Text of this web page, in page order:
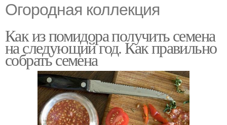
Огородная коллекция
Как из помидора получить семена
на следующий год. Как правильно
собрать семена